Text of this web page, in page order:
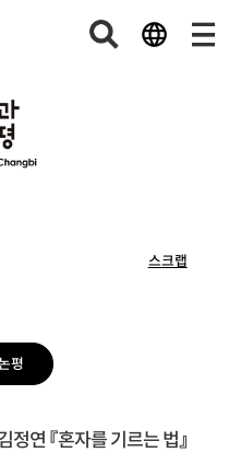
스크랩
평
연 『혼자를 기르는 법』